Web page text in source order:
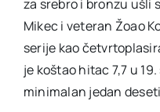
za srebro i bronzu ušli
Mikec i veteran Žoao
serije kao
je koštao hitac 7,7 u
minimalan jedan